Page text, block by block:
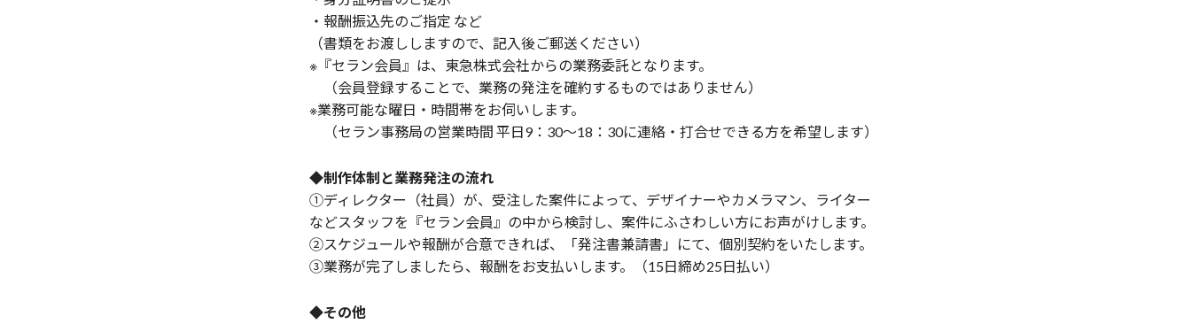
・報酬振込先のご指定 など
（書類をお渡ししますので、記入後ご郵送ください）
※『セラン会員』は、東急株式会社からの業務委託となります。
（会員登録することで、業務の発注を確約するものではありません）
※業務可能な曜日・時間帯をお伺いします。
（セラン事務局の営業時間 平日9：30～18：30に連絡・打合せできる方を希望します）
◆制作体制と業務発注の流れ
①ディレクター（社員）が、受注した案件によって、デザイナーやカメラマン、ライター
などスタッフを『セラン会員』の中から検討し、案件にふさわしい方にお声がけします。
②スケジュールや報酬が合意できれば、「発注書兼請書」にて、個別契約をいたします。
③業務が完了しましたら、報酬をお支払いします。（15日締め25日払い）
◆その他